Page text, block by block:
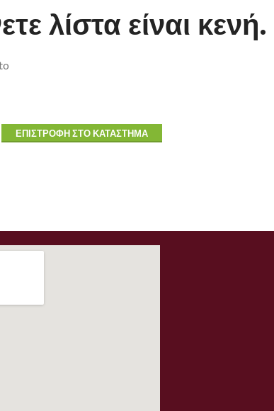
λίστα είναι κενή.
ΕΠΙΣΤΡΟΦΉ ΣΤΟ ΚΑΤΆΣΤΗΜΑ